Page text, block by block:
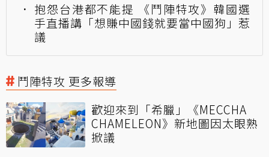
抱怨台港都不能提 《鬥陣特攻》韓國選
手直播講「想賺中國錢就要當中國狗」惹
議
鬥陣特攻 更多報導
歡迎來到「希臘」《MECCHA
CHAMELEON》新地圖因太眼熟
掀議